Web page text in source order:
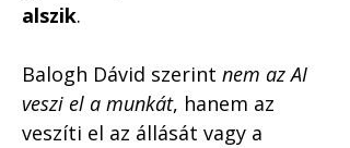
alszik.
Balogh Dávid szerint nem az AI
veszi el a munkát, hanem az
veszíti el az állását vagy a